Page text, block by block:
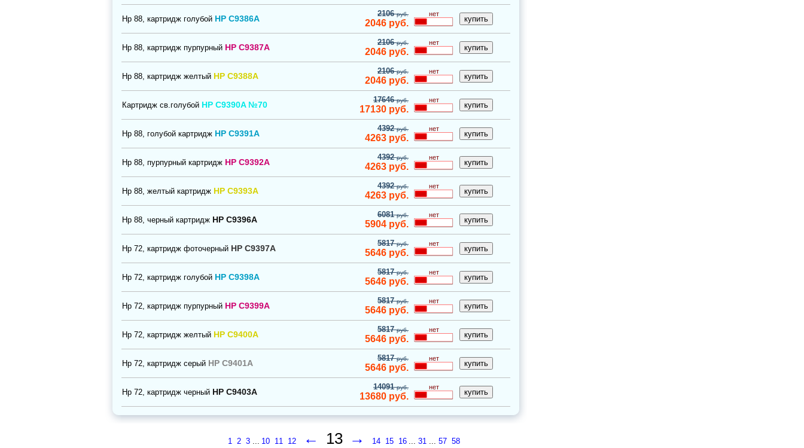
Нр 88, картридж голубой HP C9386A
2106руб.
2046 руб.
нет
Нр 88, картридж пурпурный HP C9387A
2106руб.
2046 руб.
нет
Нр 88, картридж желтый HP C9388A
2106руб.
2046 руб.
нет
Картридж св.голубой HP C9390A №70
17646руб.
17130 руб.
нет
Нр 88, голубой картридж HP C9391A
4392руб.
4263 руб.
нет
Нр 88, пурпурный картридж HP C9392A
4392руб.
4263 руб.
нет
Нр 88, желтый картридж HP C9393A
4392руб.
4263 руб.
нет
Нр 88, черный картридж HP C9396A
6081руб.
5904 руб.
нет
Нр 72, картридж фоточерный HP C9397A
5817руб.
5646 руб.
нет
Нр 72, картридж голубой HP C9398A
5817руб.
5646 руб.
нет
Нр 72, картридж пурпурный HP C9399A
5817руб.
5646 руб.
нет
Нр 72, картридж желтый HP C9400A
5817руб.
5646 руб.
нет
Нр 72, картридж серый HP C9401A
5817руб.
5646 руб.
нет
Нр 72, картридж черный HP C9403A
14091руб.
13680 руб.
нет
1 2 3 10 11 12 ← 13 → 14 15 16 31 57 58